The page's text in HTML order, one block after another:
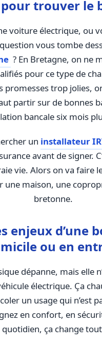
trouver le
voiture électrique, ou
? En Bretagne, on ne
pour ce type de
promesses trop jolies,
partir sur de bonnes
bancale six mois
un installateur
avant de signer.
vie. Alors on va faire
une maison, une
bretonne.
enjeux d’une
ou en
dépanne, mais elle
électrique. Ça
un usage qui n’est
en confort, en
quotidien, ça change